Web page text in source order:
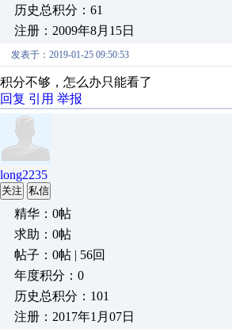
历史总积分：61
注册：2009年8月15日
发表于：2019-01-25 09:50:53
积分不够，怎么办只能看了
回复 引用 举报
long2235
关注 私信
精华：0帖
求助：0帖
帖子：0帖 | 56回
年度积分：0
历史总积分：101
注册：2017年1月07日